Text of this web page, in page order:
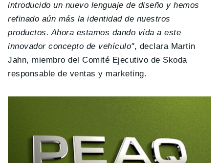
introducido un nuevo lenguaje de diseño y hemos
refinado aún más la identidad de nuestros
productos. Ahora estamos dando vida a este
innovador concepto de vehículo", declara Martin
Jahn, miembro del Comité Ejecutivo de Skoda
responsable de ventas y marketing.